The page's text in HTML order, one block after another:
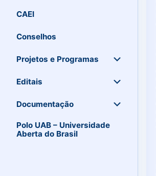
CAEI
Conselhos
Projetos e Programas
Editais
Documentação
Polo UAB – Universidade
Aberta do Brasil